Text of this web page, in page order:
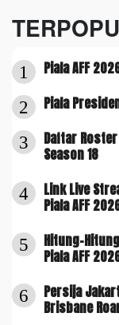
1 Piala AFF
2 Piala
3
Daftar
Season 18
4
Link Live
Piala AFF
5
Hitung-
Piala AFF
6
Persija
Brisbane